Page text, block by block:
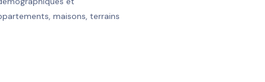
maisons, terrains